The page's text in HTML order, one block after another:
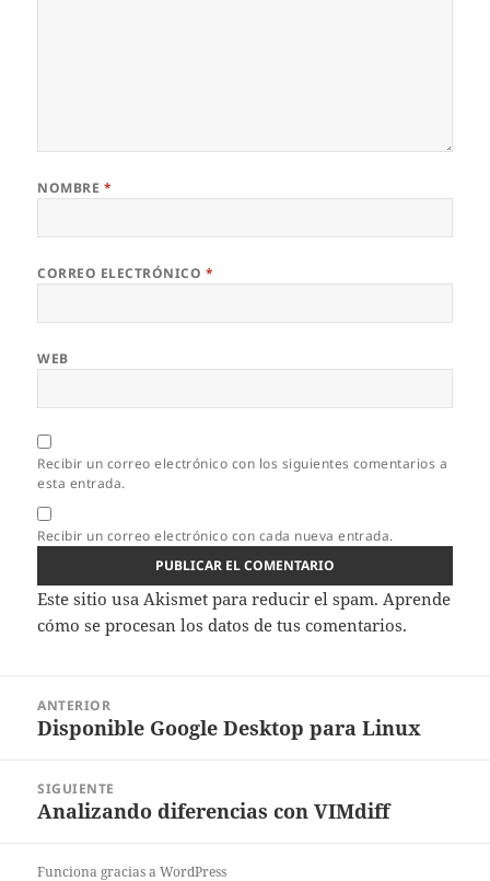
NOMBRE *
CORREO ELECTRÓNICO *
WEB
Recibir un correo electrónico con los siguientes comentarios a
esta entrada.
Recibir un correo electrónico con cada nueva entrada.
Este sitio usa Akismet para reducir el spam. Aprende
cómo se procesan los datos de tus comentarios.
entradas
ANTERIOR
Entrada
Disponible Google Desktop para Linux
SIGUIENTE
Entrada
Analizando diferencias con VIMdiff
Funciona gracias a WordPress